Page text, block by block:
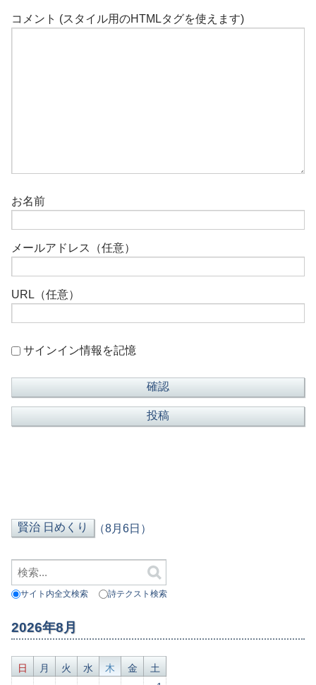
コメント (スタイル用のHTMLタグを使えます)
お名前
メールアドレス（任意）
URL（任意）
サインイン情報を記憶
（8月6日）
サイト内全文検索 詩テクスト検索
2026年8月
日 月 火 水 木 金
土